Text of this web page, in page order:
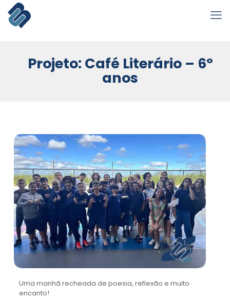
Projeto: Café Literário – 6º
anos
Uma manhã recheada de poesia, reflexão e muito
encanto!